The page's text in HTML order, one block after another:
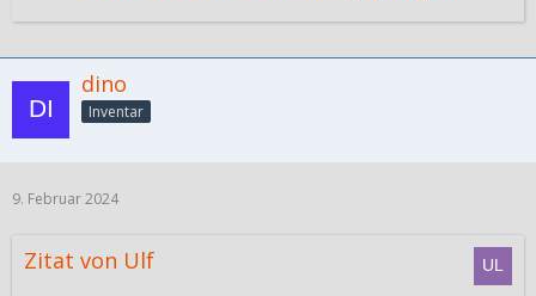
dino
Inventar
9. Februar 2024
Zitat von Ulf